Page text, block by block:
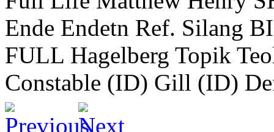
Ende Endetn Ref. Silang
FULL Hagelberg Topik
Constable (ID) Gill (ID)